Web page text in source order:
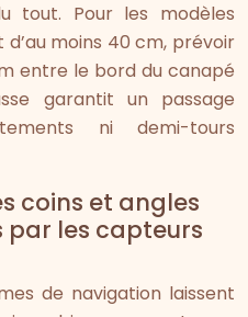
tout. Pour les modèles
moins 40 cm, prévoir
entre le bord du canapé
garantit un passage
ni demi-tours
coins et angles
les capteurs
de navigation laissent